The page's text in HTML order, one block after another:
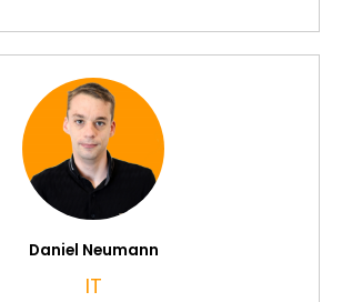
Daniel Neumann
IT